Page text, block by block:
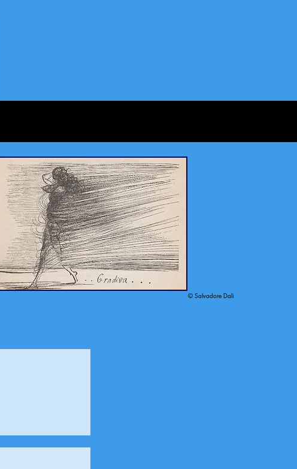
© Salvadore Dali